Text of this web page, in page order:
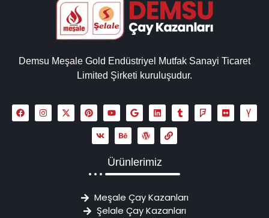
Demsu Meşale Gold Endüstriyel Mutfak Sanayi Ticaret
Limited Şirketi kuruluşudur.
Ürünlerimiz
Meşale Çay Kazanları
Şelale Çay Kazanları